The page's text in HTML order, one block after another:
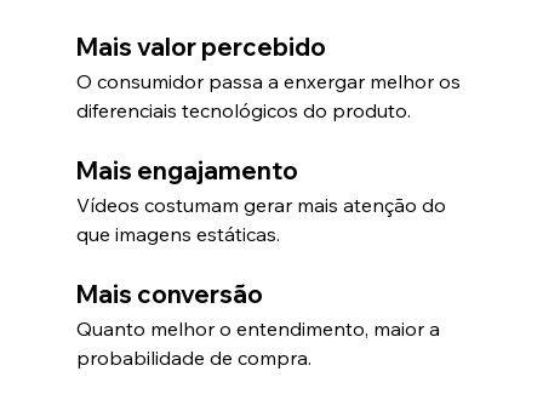
Mais valor percebido
O consumidor passa a enxergar melhor os
diferenciais tecnológicos do produto.
Mais engajamento
Vídeos costumam gerar mais atenção do
que imagens estáticas.
Mais conversão
Quanto melhor o entendimento, maior a
probabilidade de compra.